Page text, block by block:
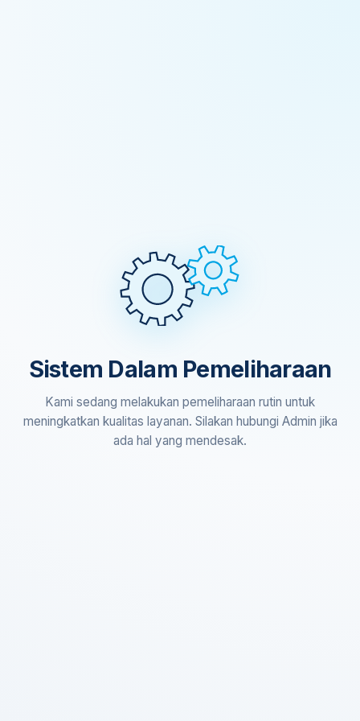
Sistem Dalam Pemeliharaan
Kami sedang melakukan pemeliharaan rutin untuk
meningkatkan kualitas layanan. Silakan hubungi Admin jika
ada hal yang mendesak.